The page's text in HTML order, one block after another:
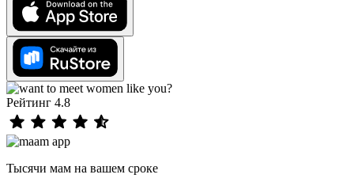
Рейтинг 4.8
Тысячи мам на вашем сроке